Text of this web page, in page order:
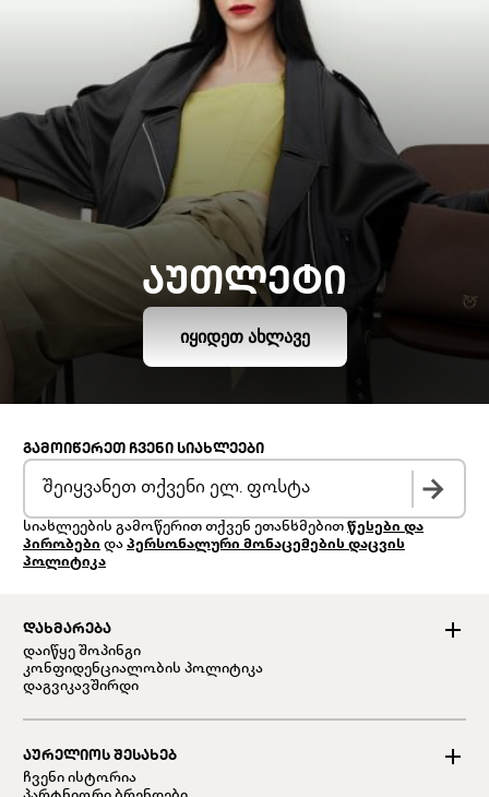
ᲐᲣᲗᲚᲔᲢᲘ
ᲘᲧᲘᲓᲔᲗ ᲐᲮᲚᲐᲕᲔ
ᲓᲐᲮᲛᲐᲠᲔᲑᲐ
დაიწყე შოპინგი
კონფიდენციალობის პოლიტიკა
დაგვიკავშირდი
ᲐᲣᲠᲔᲚᲘᲝᲡ ᲨᲔᲡᲐᲮᲔᲑ
ჩვენი ისტორია
ᲒᲐᲛᲝᲘᲬᲔᲠᲔᲗ ᲩᲕᲔᲜᲘ ᲡᲘᲐᲮᲚᲔᲔᲑᲘ
სიახლეების გამოწერით თქვენ ეთანხმებით წესები და
პირობები და პერსონალური მონაცემების დაცვის
პოლიტიკა